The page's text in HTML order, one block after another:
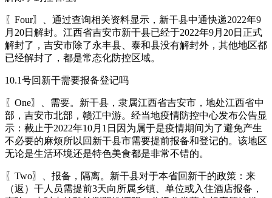
〖Four〗、通过查询相关资料显示，新干县中通快递2022年9
月20日解封。江西省吉安市新干县已经于2022年9月20日正式
解封了，吉安市除了永丰县、泰和县没有解封外，其他地区都
已经解封了，都是常态化防控区域。
10.1号回新干需要报备登记吗
〖One〗、需要。新干县，隶属江西省吉安市，地处江西省中
部，吉安市北部，赣江中游。经当地疫情防控中心发布公告显
示：截止于2022年10月1日因为属于是疫情期间为了避免产生
不必要的麻烦所以回新干县市需要提前报备和登记的。该地区
无论是生活环境还是特色美食都是非常不错的。
〖Two〗、报备，隔离。新干县对于本省回新干的政策：来
（返）干人员需提前3天向所属乡镇、单位或入住酒店报备，